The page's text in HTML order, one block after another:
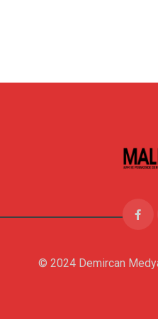
© 2024 Demircan Medya